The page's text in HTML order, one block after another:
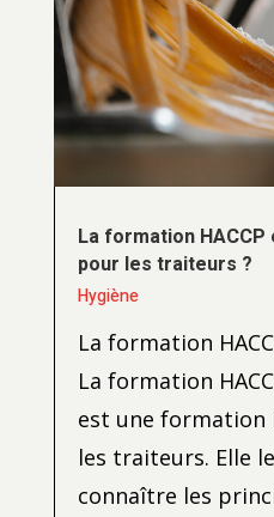
La formation
pour les traiteurs ?
Hygiène
La formation
La formation
est une
les traiteurs. Elle
connaître les